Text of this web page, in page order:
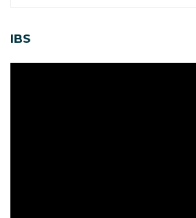
IBS